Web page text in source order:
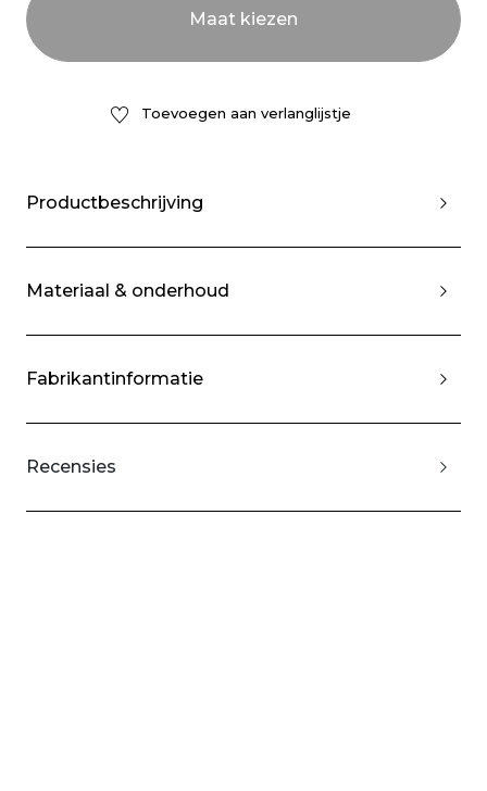
Toevoegen aan verlanglijstje
Productbeschrijving
Materiaal & onderhoud
Fabrikantinformatie
Recensies